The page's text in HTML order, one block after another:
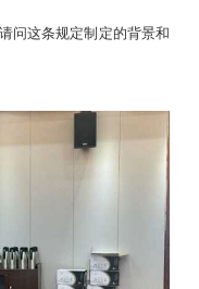
问这条规定制定的背景和